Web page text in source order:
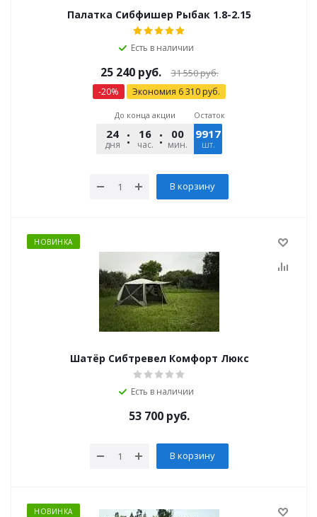
Палатка Сибфишер Рыбак 1.8-2.15
Есть в наличии
25 240руб. 31 550руб.
-20% Экономия 6 310 руб.
До конца акции
24
дня
16
час.
00
мин.
14
сек.
Остаток
9917
шт.
В корзину
НОВИНКА
Шатёр Сибтревел Комфорт Люкс
Есть в наличии
53 700 руб.
В корзину
НОВИНКА